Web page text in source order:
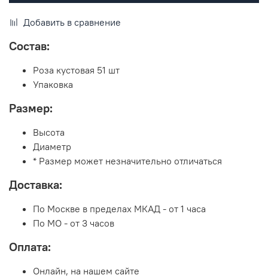
Добавить в сравнение
Состав:
Роза кустовая 51 шт
Упаковка
Размер:
Высота
Диаметр
* Размер может незначительно отличаться
Доставка:
По Москве в пределах МКАД - от 1 часа
По МО - от 3 часов
Оплата:
Онлайн, на нашем сайте